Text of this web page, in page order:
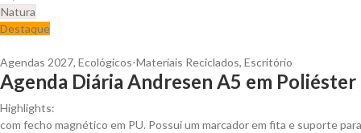
Natura
Destaque
Agendas 2027, Ecológicos-Materiais Reciclados, Escritório
Agenda Diária Andresen A5 em
Highlights:
com fecho magnético em PU. Possui um marcador em fita e suporte